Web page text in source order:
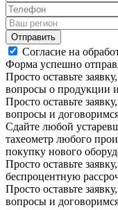
Отправить
Согласие на
Форма успешно
Просто оставьте
вопросы о продукции
Просто оставьте
вопросы и
Сдайте любой
тахеометр любого
покупку нового
Просто оставьте
беспроцентную
Просто оставьте
вопросы и